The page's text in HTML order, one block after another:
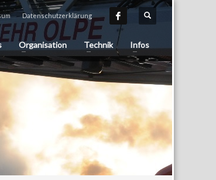
Datenschutzerklärung
Organisation Technik Infos